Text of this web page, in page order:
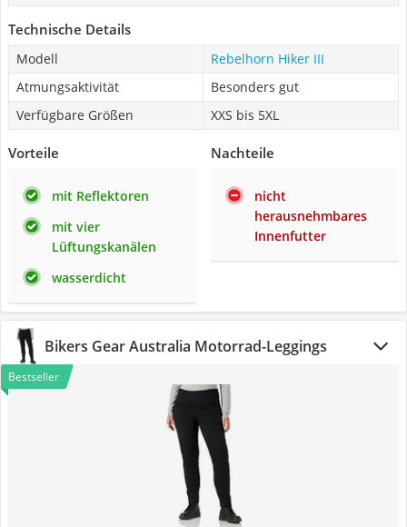
Technische Details
Modell
Rebelhorn Hiker III
Atmungsaktivität
Besonders gut
Verfügbare Größen
XXS bis 5XL
Vorteile
mit Reflektoren
mit vier
Lüftungskanälen
wasserdicht
Nachteile
nicht
herausnehmbares
Innenfutter
Bikers Gear Australia Motorrad-Leggings
Bestseller